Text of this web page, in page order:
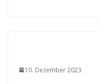
10. Dezember 2023